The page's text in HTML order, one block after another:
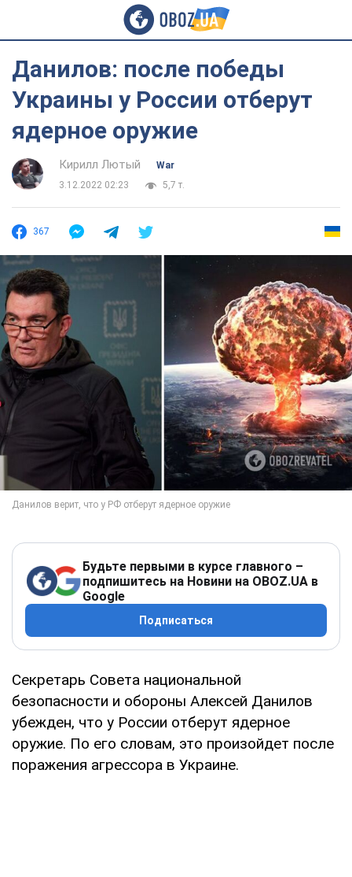
Данилов: после победы
Украины у России отберут
ядерное оружие
Кирилл Лютый
War
3.12.2022 02:23
5,7 т.
367
Будьте первыми в курсе главного –
подпишитесь на Новини на OBOZ.UA в
Google
Подписаться
Секретарь Совета национальной
безопасности и обороны Алексей Данилов
убежден, что у России отберут ядерное
оружие. По его словам, это произойдет после
поражения агрессора в Украине.